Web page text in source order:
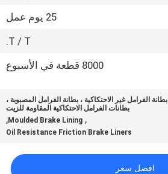
25 يوم عمل
T / T.
8000 قطعة في الأسبوع
بطانة الفرامل غير الاحتكاكية ، بطانة الفرامل المصبوبة ،
بطانات الفرامل الاحتكاكية المقاومة للزيت
,
Moulded Brake Lining
,
Oil Resistance Friction Brake Liners
افضل سعر